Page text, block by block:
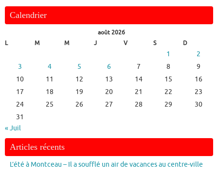
Calendrier
août 2026
L
M M J V S D
1
2
3
4 5 6 7 8
9
10
11 12 13 14 15
16
17
18 19 20 21 22
23
24
25 26 27 28 29
30
31
« Juil
Articles récents
L’été à Montceau – Il a soufflé un air de vacances au centre-ville